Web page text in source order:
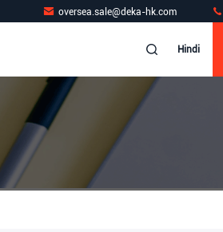
oversea.sale@deka-hk.com
Hindi